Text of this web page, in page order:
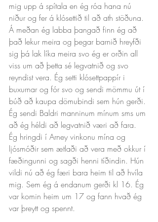
mig upp á spítala en ég róa hana nú
niður og fer á klósettið til að ath stöðuna.
Á meðan ég labba þangað finn ég að
það lekur meira og þegar barnið hreyfði
sig þá lak líka meira svo ég er orðin all
viss um að þetta sé legvatnið og svo
reyndist vera. Ég setti klósettpappír i
buxurnar og fór svo og sendi mömmu út í
búð að kaupa dömubindi sem hún gerði.
Ég sendi Baldri manninum mínum sms um
að ég héldi að legvatnið væri að fara.
Ég hringdi í Arney vinkonu mína og
ljósmóðir sem ætlaði að vera með okkur í
fæðingunni og sagði henni tíðindin. Hún
vildi nú að ég færi bara heim til að hvíla
mig. Sem ég á endanum gerði kl 16. Ég
var komin heim um 17 og fann hvað ég
var þreytt og spennt.